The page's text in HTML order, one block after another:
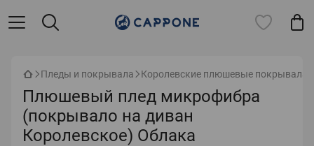
Пледы и покрывала Королевские плюшевые покрывала
Плюшевый плед микрофибра
(покрывало на диван
Королевское) Облака